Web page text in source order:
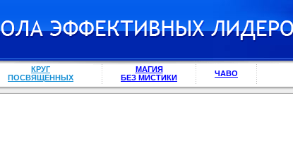
КРУГ
ПОСВЯЩЕННЫХ
МАГИЯ
БЕЗ МИСТИКИ
ЧАВО